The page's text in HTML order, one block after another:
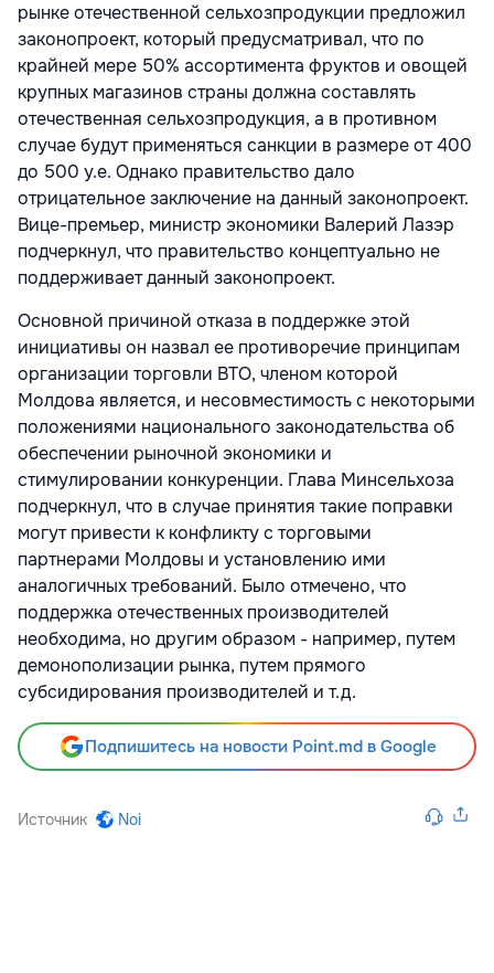
рынке отечественной сельхозпродукции предложил
законопроект, который предусматривал, что по
крайней мере 50% ассортимента фруктов и овощей
крупных магазинов страны должна составлять
отечественная сельхозпродукция, а в противном
случае будут применяться санкции в размере от 400
до 500 у.е. Однако правительство дало
отрицательное заключение на данный законопроект.
Вице-премьер, министр экономики Валерий Лазэр
подчеркнул, что правительство концептуально не
поддерживает данный законопроект.
Основной причиной отказа в поддержке этой
инициативы он назвал ее противоречие принципам
организации торговли ВТО, членом которой
Молдова является, и несовместимость с некоторыми
положениями национального законодательства об
обеспечении рыночной экономики и
стимулировании конкуренции. Глава Минсельхоза
подчеркнул, что в случае принятия такие поправки
могут привести к конфликту с торговыми
партнерами Молдовы и установлению ими
аналогичных требований. Было отмечено, что
поддержка отечественных производителей
необходима, но другим образом - например, путем
демонополизации рынка, путем прямого
субсидирования производителей и т.д.
Подпишитесь на новости Point.md в Google
Источник Noi